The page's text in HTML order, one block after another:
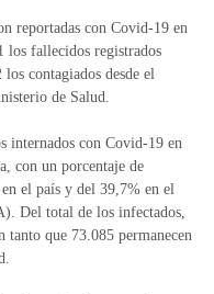
reportadas con Covid-19 en
los fallecidos registrados
contagiados desde el
de Salud.
internados con Covid-19 en
con un porcentaje de
el país y del 39,7% en el
Del total de los infectados,
que 73.085 permanecen